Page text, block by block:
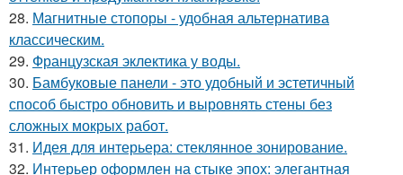
28. Магнитные стопоры - удобная альтернатива
классическим.
29. Французская эклектика у воды.
30. Бамбуковые панели - это удобный и эстетичный
способ быстро обновить и выровнять стены без
сложных мокрых работ.
31. Идея для интерьера: стеклянное зонирование.
32. Интерьер оформлен на стыке эпох: элегантная